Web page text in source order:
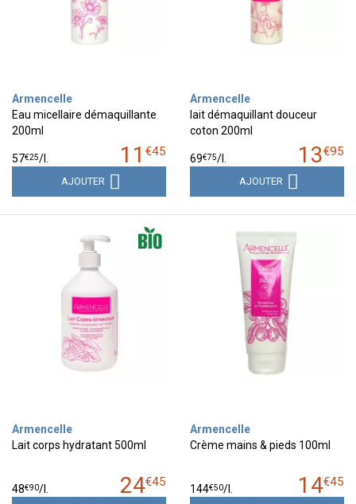
Armencelle
Eau micellaire démaquillante
200ml
11 €45
57€25/
AJOUTER
Armencelle
lait démaquillant douceur
coton 200ml
13€95
69€75/
AJOUTER
Armencelle
Lait corps hydratant 500ml
24€45
48€90/
Armencelle
Crème mains & pieds 100ml
14€45
144€50/